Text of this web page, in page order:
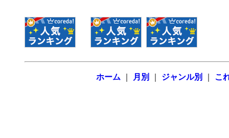
ホーム 月別 ジャンル別 こ